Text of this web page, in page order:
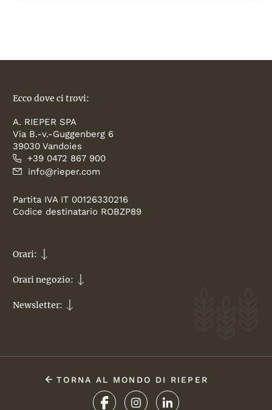
Ecco dove ci trovi:
A. RIEPER SPA
Via B.-v.-Guggenberg 6
39030 Vandoies
+39 0472 867 900
info@rieper.com
Partita IVA IT 00126330216
Codice destinatario ROBZP89
Orari:
Orari negozio:
Newsletter:
TORNA AL MONDO DI RIEPER